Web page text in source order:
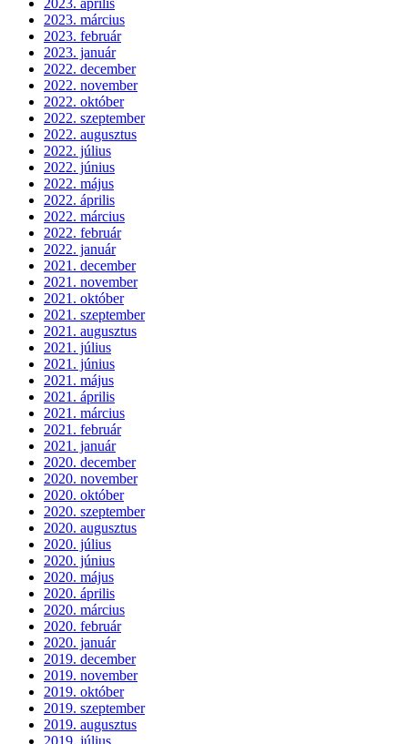
2023. április
2023. március
2023. február
2023. január
2022. december
2022. november
2022. október
2022. szeptember
2022. augusztus
2022. július
2022. június
2022. május
2022. április
2022. március
2022. február
2022. január
2021. december
2021. november
2021. október
2021. szeptember
2021. augusztus
2021. július
2021. június
2021. május
2021. április
2021. március
2021. február
2021. január
2020. december
2020. november
2020. október
2020. szeptember
2020. augusztus
2020. július
2020. június
2020. május
2020. április
2020. március
2020. február
2020. január
2019. december
2019. november
2019. október
2019. szeptember
2019. augusztus